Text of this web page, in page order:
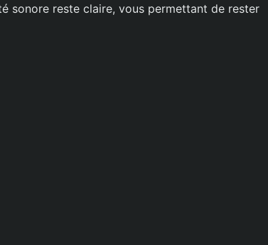
sonore reste claire, vous permettant de rester